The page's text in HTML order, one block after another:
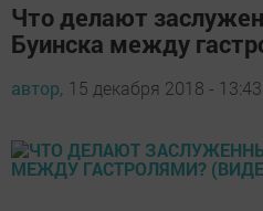
Что делают
Буинска между
автор, 15 декабря 2018 - 13:43